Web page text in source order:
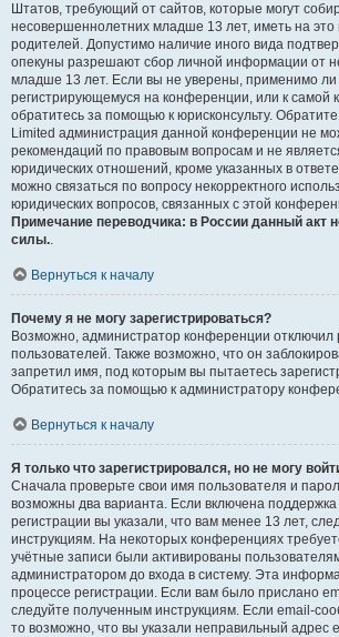
Штатов, требующий от сайтов, которые могут
несовершеннолетних младше 13 лет, иметь на это
родителей. Допустимо наличие иного вида
опекуны разрешают сбор личной информации от
младше 13 лет. Если вы не уверены, применимо ли
регистрирующемуся на конференции, или к самой
обратитесь за помощью к юрисконсульту.
Limited администрация данной конференции не
рекомендаций по правовым вопросам и не
юридических отношений, кроме указанных в
можно связаться по вопросу некорректного
юридических вопросов, связанных с этой
Примечание переводчика: в России данный акт
силы..
Вернуться к началу
Почему я не могу зарегистрироваться?
Возможно, администратор конференции отключил
пользователей. Также возможно, что он
запретил имя, под которым вы пытаетесь
Обратитесь за помощью к администратору
Вернуться к началу
Я только что зарегистрировался, но не могу
Сначала проверьте свои имя пользователя и
возможны два варианта. Если включена поддержка
регистрации вы указали, что вам менее 13 лет,
инструкциям. На некоторых конференциях
учётные записи были активированы
администратором до входа в систему. Эта
процессе регистрации. Если вам было прислано
следуйте полученным инструкциям. Если email-
то возможно, что вы указали неправильный адрес